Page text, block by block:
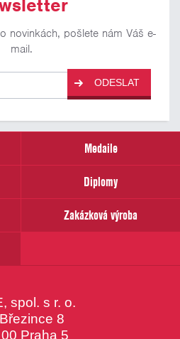
novinkách, pošlete nám Váš e-
mail.
ODESLAT
Medaile
Diplomy
Zakázková výroba
spol. s r. o.
8
Praha 5